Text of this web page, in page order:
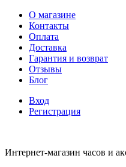
О магазине
Контакты
Оплата
Доставка
Гарантия и возврат
Отзывы
Блог
Вход
Регистрация
Интернет-магазин часов и